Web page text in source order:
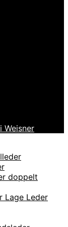
Weisner
doppelt
Lage Leder